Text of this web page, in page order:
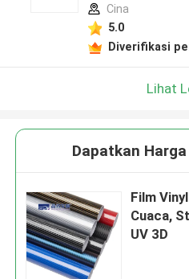
Cina
5.0
Diverifikasi
Lihat
Dapatkan
Film
Cuaca,
UV 3D